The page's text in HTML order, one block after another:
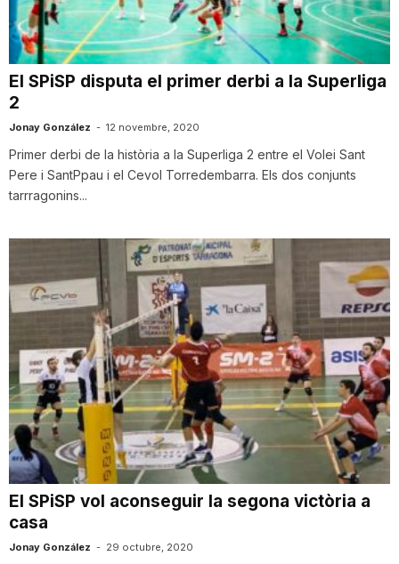
a
r
n
a
El SPiSP disputa el primer derbi a la Superliga
2
Jonay González - 12 novembre, 2020
Primer derbi de la història a la Superliga 2 entre el Volei Sant
Pere i SantPpau i el Cevol Torredembarra. Els dos conjunts
tarrragonins...
El SPiSP vol aconseguir la segona victòria a
casa
Jonay González - 29 octubre, 2020